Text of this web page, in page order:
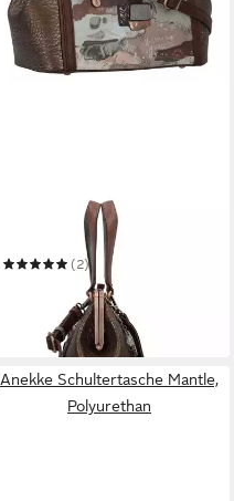
Henkeltasche Core
(2)
UVP97,95 €
in 2-3 Werktagen bei dir
Anekke Schultertasche Mantle,
Polyurethan